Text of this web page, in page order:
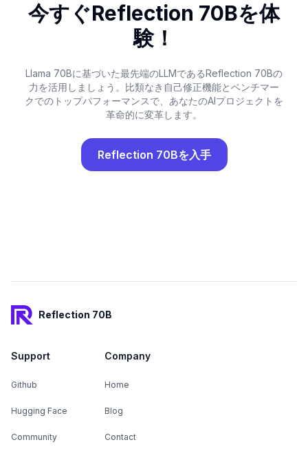
今すぐReflection 70Bを体
験！
Llama 70Bに基づいた最先端のLLMであるReflection 70Bの
力を活用しましょう。比類なき自己修正機能とベンチマー
クでのトップパフォーマンスで、あなたのAIプロジェクトを
革命的に変革します。
Reflection 70Bを入手
FooterReflection 70B
Support
Github
Hugging Face
Community
Company
Home
Blog
Contact